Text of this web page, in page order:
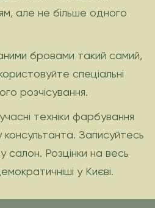
але не більше одного
бровами такий самий,
спеціальні
розчісування.
техніки фарбування
Записуйтесь
салон. Розцінки на весь
у Києві.